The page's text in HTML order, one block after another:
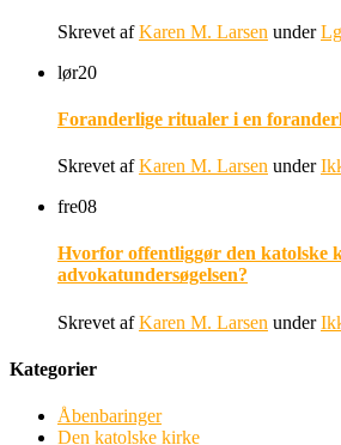
Skrevet afKaren M. Larsen under
lør20
Foranderlige ritualer i en
Skrevet afKaren M. Larsen under
fre08
Hvorfor offentliggør den katolske
advokatundersøgelsen?
Skrevet afKaren M. Larsen under
Kategorier
Åbenbaringer
Den katolske kirke